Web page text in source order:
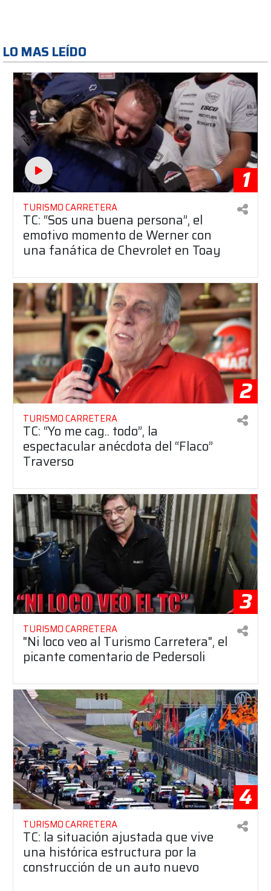
LO MAS LEÍDO
1
TURISMO CARRETERA
TC: “Sos una buena persona”, el
emotivo momento de Werner con
una fanática de Chevrolet en Toay
2
TURISMO CARRETERA
TC: “Yo me cag.. todo”, la
espectacular anécdota del “Flaco”
Traverso
3
TURISMO CARRETERA
"Ni loco veo al Turismo Carretera", el
picante comentario de Pedersoli
4
TURISMO CARRETERA
TC: la situación ajustada que vive
una histórica estructura por la
construcción de un auto nuevo